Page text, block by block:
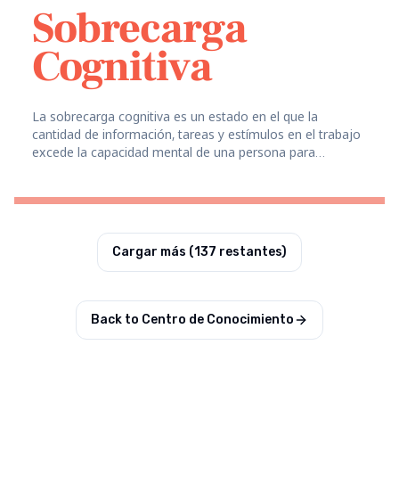
Sobrecarga
Cognitiva
La sobrecarga cognitiva es un estado en el que la
cantidad de información, tareas y estímulos en el trabajo
excede la capacidad mental de una persona para
Cargar más (137 restantes)
Back to Centro de Conocimiento